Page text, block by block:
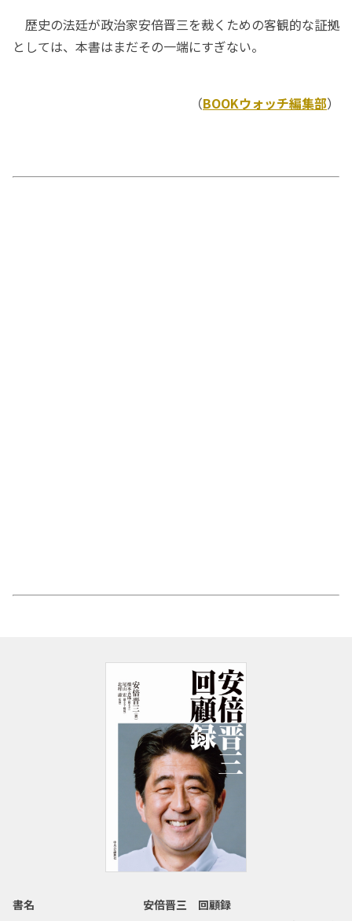
歴史の法廷が政治家安倍晋三を裁くための客観的な証拠
としては、本書はまだその一端にすぎない。
（BOOKウォッチ編集部）
書名
安倍晋三 回顧録